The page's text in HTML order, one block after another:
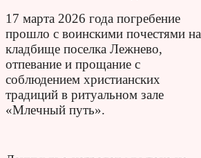
17 марта 2026 года погребение
прошло с воинскими почестями на
кладбище поселка Лежнево,
отпевание и прощание с
соблюдением христианских
традиций в ритуальном зале
«Млечный путь».